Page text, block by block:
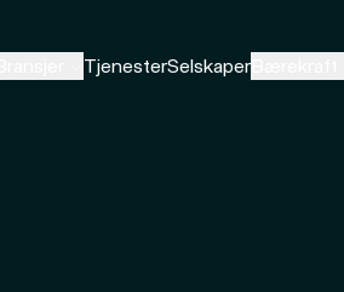
TjenesterSelskaper